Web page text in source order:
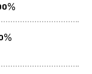
％
％